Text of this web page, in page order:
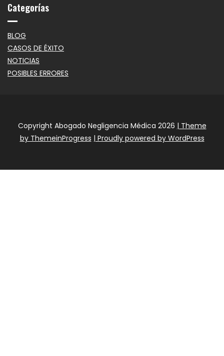
Categorías
BLOG
CASOS DE ÉXITO
NOTICIAS
POSIBLES ERRORES
Copyright Abogado Negligencia Médica 2026 | Theme
by ThemeinProgress | Proudly powered by WordPress